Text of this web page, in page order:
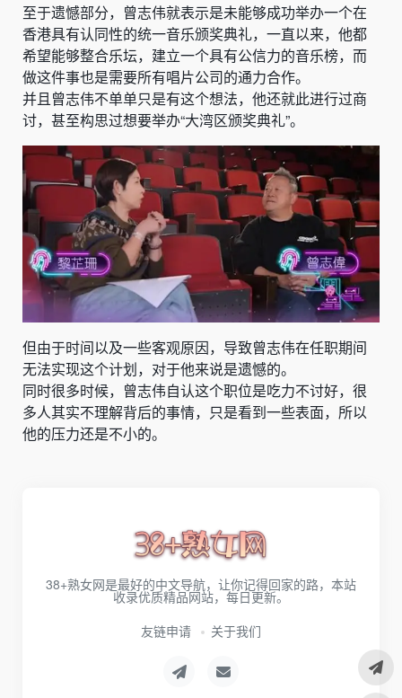
至于遗憾部分，曾志伟就表示是未能够成功举办一个在
香港具有认同性的统一音乐颁奖典礼，一直以来，他都
希望能够整合乐坛，建立一个具有公信力的音乐榜，而
做这件事也是需要所有唱片公司的通力合作。
并且曾志伟不单单只是有这个想法，他还就此进行过商
讨，甚至构思过想要举办“大湾区颁奖典礼”。
但由于时间以及一些客观原因，导致曾志伟在任职期间
无法实现这个计划，对于他来说是遗憾的。
同时很多时候，曾志伟自认这个职位是吃力不讨好，很
多人其实不理解背后的事情，只是看到一些表面，所以
他的压力还是不小的。
38+熟女网是最好的中文导航，让你记得回家的路，本站
收录优质精品网站，每日更新。
友链申请
关于我们